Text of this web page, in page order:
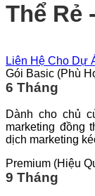
Thể Rẻ
Liên Hệ Cho Dự
Gói Basic (Phù
6 Tháng
Dành cho chủ
marketing đồng
dịch marketing
Premium (Hiệu
9 Tháng